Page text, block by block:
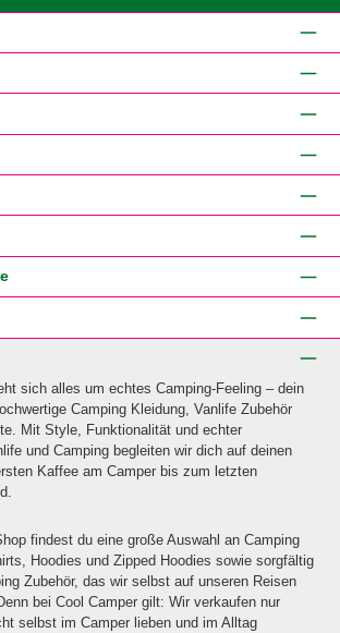
sich alles um echtes Camping-Feeling – dein
Camping Kleidung, Vanlife Zubehör
Mit Style, Funktionalität und echter
und Camping begleiten wir dich auf deinen
Kaffee am Camper bis zum letzten
findest du eine große Auswahl an Camping
Hoodies und Zipped Hoodies sowie sorgfältig
Zubehör, das wir selbst auf unseren Reisen
bei Cool Camper gilt: Wir verkaufen nur
selbst im Camper lieben und im Alltag